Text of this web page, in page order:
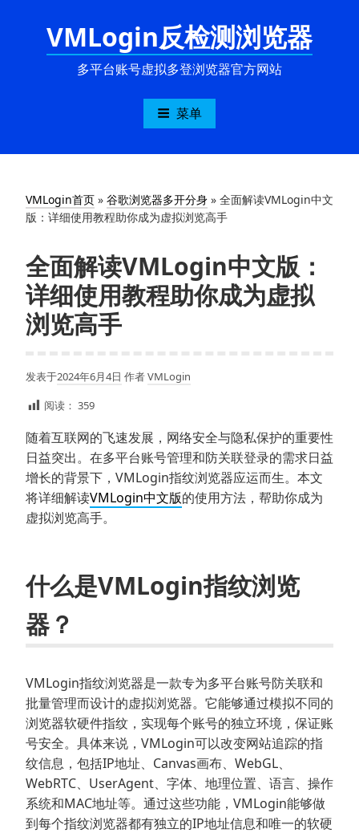
VMLogin反检测浏览器
多平台账号虚拟多登浏览器官方网站
菜单
VMLogin首页 » 谷歌浏览器多开分身 » 全面解读VMLogin中文
版：详细使用教程助你成为虚拟浏览高手
全面解读VMLogin中文版：
详细使用教程助你成为虚拟
浏览高手
发表于2024年6月4日 作者VMLogin
阅读： 359
随着互联网的飞速发展，网络安全与隐私保护的重要性
日益突出。在多平台账号管理和防关联登录的需求日益
增长的背景下，VMLogin指纹浏览器应运而生。本文
将详细解读VMLogin中文版的使用方法，帮助你成为
虚拟浏览高手。
什么是VMLogin指纹浏览
器？
VMLogin指纹浏览器是一款专为多平台账号防关联和
批量管理而设计的虚拟浏览器。它能够通过模拟不同的
浏览器软硬件指纹，实现每个账号的独立环境，保证账
号安全。具体来说，VMLogin可以改变网站追踪的指
纹信息，包括IP地址、Canvas画布、WebGL、
WebRTC、UserAgent、字体、地理位置、语言、操作
系统和MAC地址等。通过这些功能，VMLogin能够做
到每个指纹浏览器都有独立的IP地址信息和唯一的软硬